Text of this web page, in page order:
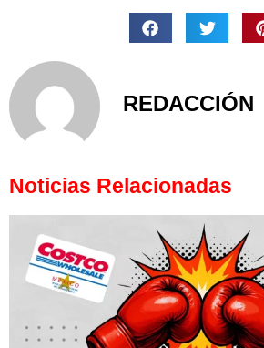
REDACCIÓN
Noticias Relacionadas